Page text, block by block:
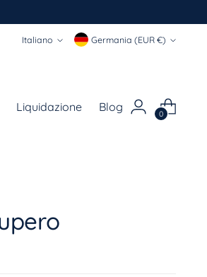
Lingua
Italiano Valuta Germania (EUR €)
Liquidazione Blog 0